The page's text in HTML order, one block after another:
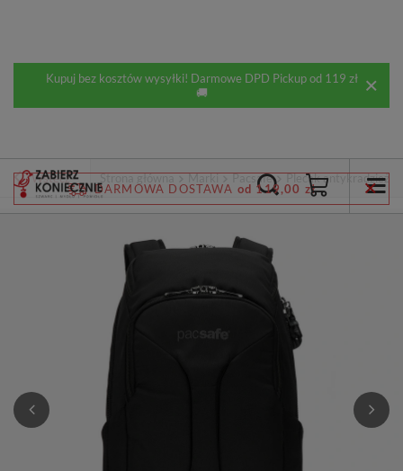
Kupuj bez kosztów wysyłki! Darmowe DPD Pickup od 119 zł
🚚
DARMOWA DOSTAWA od 119,00 zł
Wstecz Strona główna Marki Pacsafe Plecak